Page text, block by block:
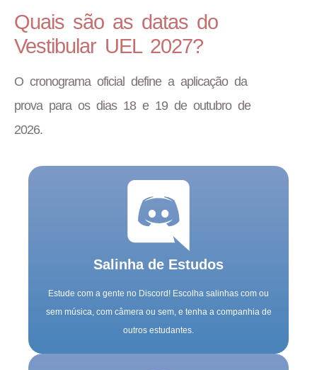
Quais são as datas do
Vestibular UEL 2027?
O cronograma oficial define a aplicação da
prova para os dias 18 e 19 de outubro de
2026.
Salinha de Estudos
Estude com a gente no Discord! Escolha salinhas com ou
sem música, com câmera ou sem, e tenha a companhia de
outros estudantes.